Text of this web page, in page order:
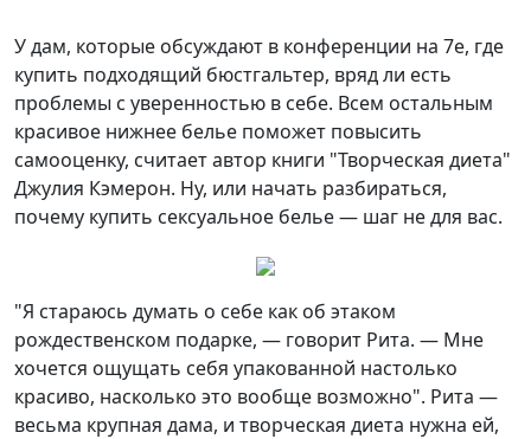
У дам, которые обсуждают в конференции на 7е, где
купить подходящий бюстгальтер, вряд ли есть
проблемы с уверенностью в себе. Всем остальным
красивое нижнее белье поможет повысить
самооценку, считает автор книги "Творческая диета"
Джулия Кэмерон. Ну, или начать разбираться,
почему купить сексуальное белье — шаг не для вас.
"Я стараюсь думать о себе как об этаком
рождественском подарке, — говорит Рита. — Мне
хочется ощущать себя упакованной настолько
красиво, насколько это вообще возможно". Рита —
весьма крупная дама, и творческая диета нужна ей,